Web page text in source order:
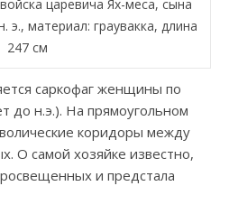
царевича Ях-меса, сына
э., материал: граувакка, длина
247 см
саркофаг женщины по
до н.э.). На прямоугольном
коридоры между
О самой хозяйке известно,
и предстала